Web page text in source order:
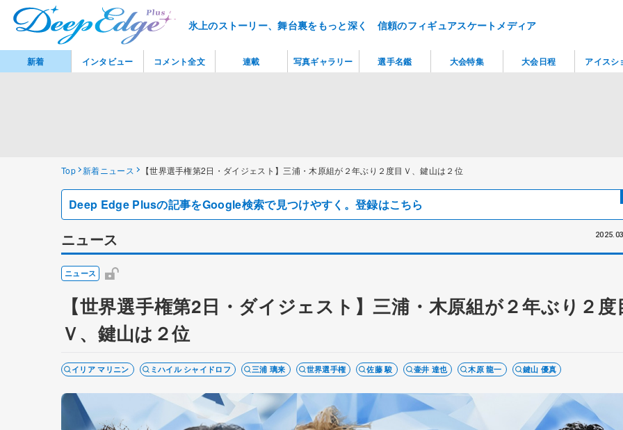
氷上のストーリー、舞台裏をもっと深く 信頼のフィギュアスケートメディア
Top 新着ニュース 【世界選手権第2日・ダイジェスト】三浦・木原組が２年ぶり２度目Ｖ、鍵山は２位
Deep Edge Plusの記事をGoogle検索で見つけやすく。登録はこちら
ニュース
ニュース
【世界選手権第2日・ダイジェスト】三浦・木原組が２年ぶり２度
Ｖ、鍵山は２位
イリア マリニン ミハイル シャイドロフ 三浦 璃来 世界選手権 佐藤 駿 壷井 達也 木原 龍一 鍵山 優真
新着 インタビュー コメント全文 連載 写真ギャラリー 選手名鑑 大会特集 大会日程 アイスシ